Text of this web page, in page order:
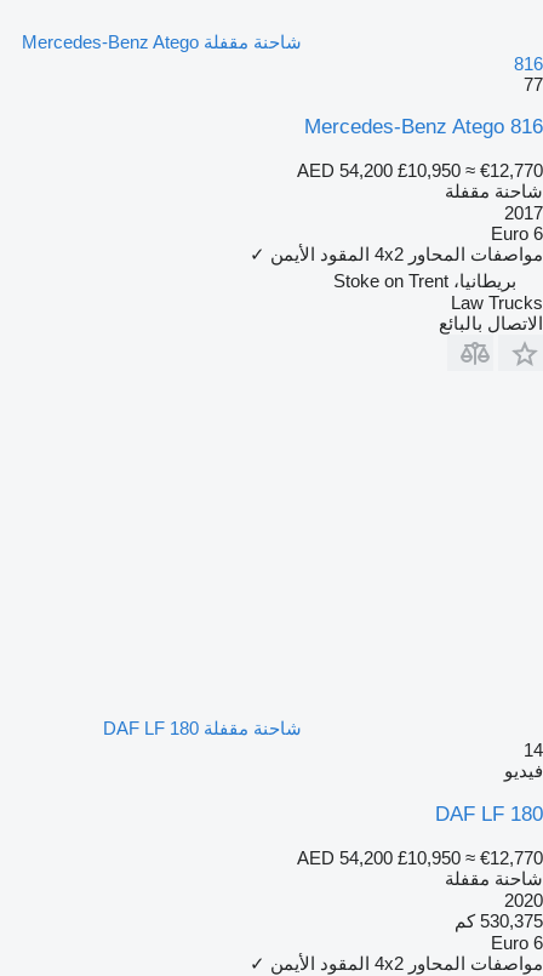
شاحنة مقفلة Mercedes-Benz Atego
816
77
Mercedes-Benz Atego 816
AED 54,200 £10,950 ≈ €12,770
شاحنة مقفلة
2017
Euro 6
مواصفات المحاور 4x2 المقود الأيمن ✓
بريطانيا، Stoke on Trent
Law Trucks
الاتصال بالبائع
شاحنة مقفلة DAF LF 180
14
فيديو
DAF LF 180
AED 54,200 £10,950 ≈ €12,770
شاحنة مقفلة
2020
530,375 كم
Euro 6
مواصفات المحاور 4x2 المقود الأيمن ✓